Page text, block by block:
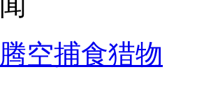
空捕食猎物